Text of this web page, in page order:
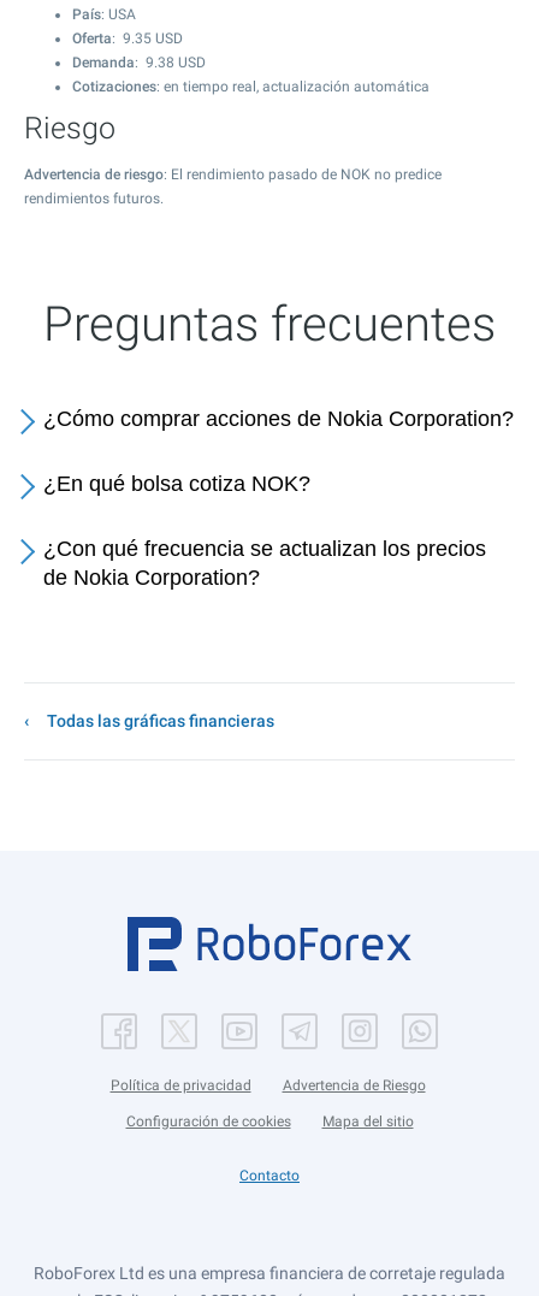
País: USA
Oferta: 9.35 USD
Demanda: 9.38 USD
Cotizaciones: en tiempo real, actualización automática
Riesgo
Advertencia de riesgo: El rendimiento pasado de NOK no predice
rendimientos futuros.
Preguntas frecuentes
¿Cómo comprar acciones de Nokia Corporation?
¿En qué bolsa cotiza NOK?
¿Con qué frecuencia se actualizan los precios
de Nokia Corporation?
Todas las gráficas financieras
Política de privacidad Advertencia de Riesgo
Configuración de cookies Mapa del sitio
Contacto
RoboForex Ltd es una empresa financiera de corretaje regulada